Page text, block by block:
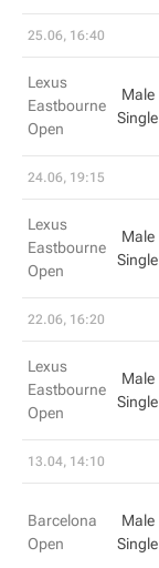
25.06, 16:40
Lexus
Eastbourne
Open
Male
Single
24.06, 19:15
Lexus
Eastbourne
Open
Male
Single
22.06, 16:20
Lexus
Eastbourne
Open
Male
Single
13.04, 14:10
Barcelona
Open
Male
Single